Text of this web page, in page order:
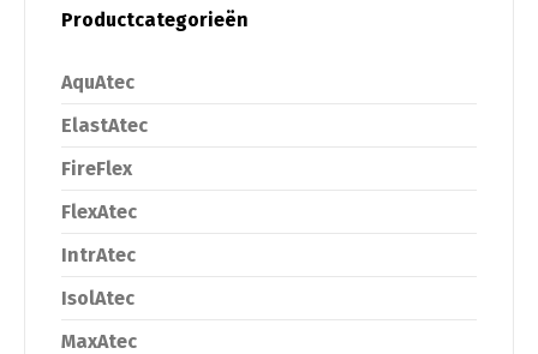
Productcategorieën
AquAtec
ElastAtec
FireFlex
FlexAtec
IntrAtec
IsolAtec
MaxAtec